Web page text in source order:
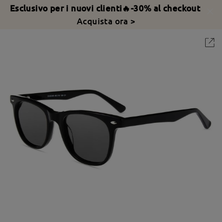
Esclusivo per i nuovi clienti🔥-30% al checkout
Acquista ora >